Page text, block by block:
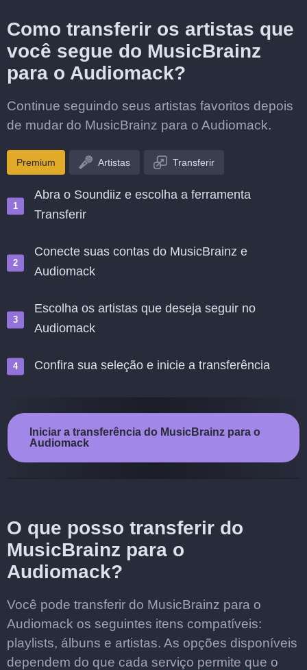
Como transferir os artistas que
você segue do MusicBrainz
para o Audiomack?
Continue seguindo seus artistas favoritos depois
de mudar do MusicBrainz para o Audiomack.
Premium Artistas Transferir
Abra o Soundiiz e escolha a ferramenta
Transferir
Conecte suas contas do MusicBrainz e
Audiomack
Escolha os artistas que deseja seguir no
Audiomack
Confira sua seleção e inicie a transferência
Iniciar a transferência do MusicBrainz para o
Audiomack
O que posso transferir do
MusicBrainz para o
Audiomack?
Você pode transferir do MusicBrainz para o
Audiomack os seguintes itens compatíveis:
playlists, álbuns e artistas. As opções disponíveis
dependem do que cada serviço permite que o